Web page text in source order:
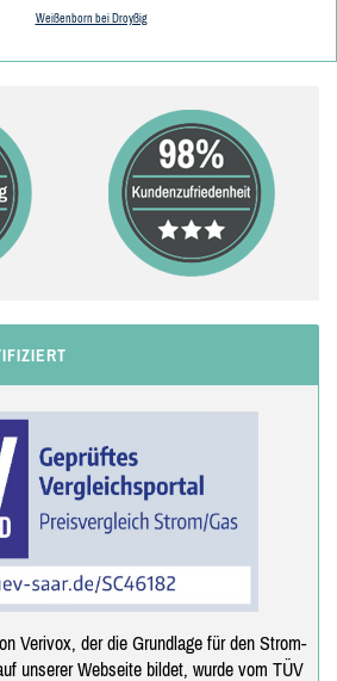
Weißenborn bei Droyßig
Verivox, der die Grundlage für den Strom-
unserer Webseite bildet, wurde vom TÜV